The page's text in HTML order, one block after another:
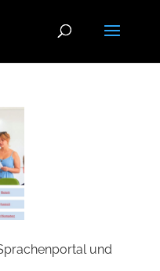
und